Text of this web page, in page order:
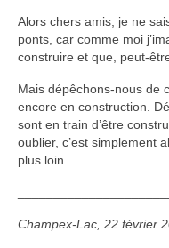
Alors chers amis, je ne
ponts, car comme moi
construire et que, peut-
Mais dépêchons-nous de
encore en construction.
sont en train d’être
oublier, c’est simplement
plus loin.
Champex-Lac, 22 février